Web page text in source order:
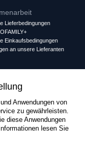
Lieferbedingungen
Einkaufsbedingungen
an unsere Lieferanten
Anwendungen von
zu gewährleisten.
diese Anwendungen
lesen Sie